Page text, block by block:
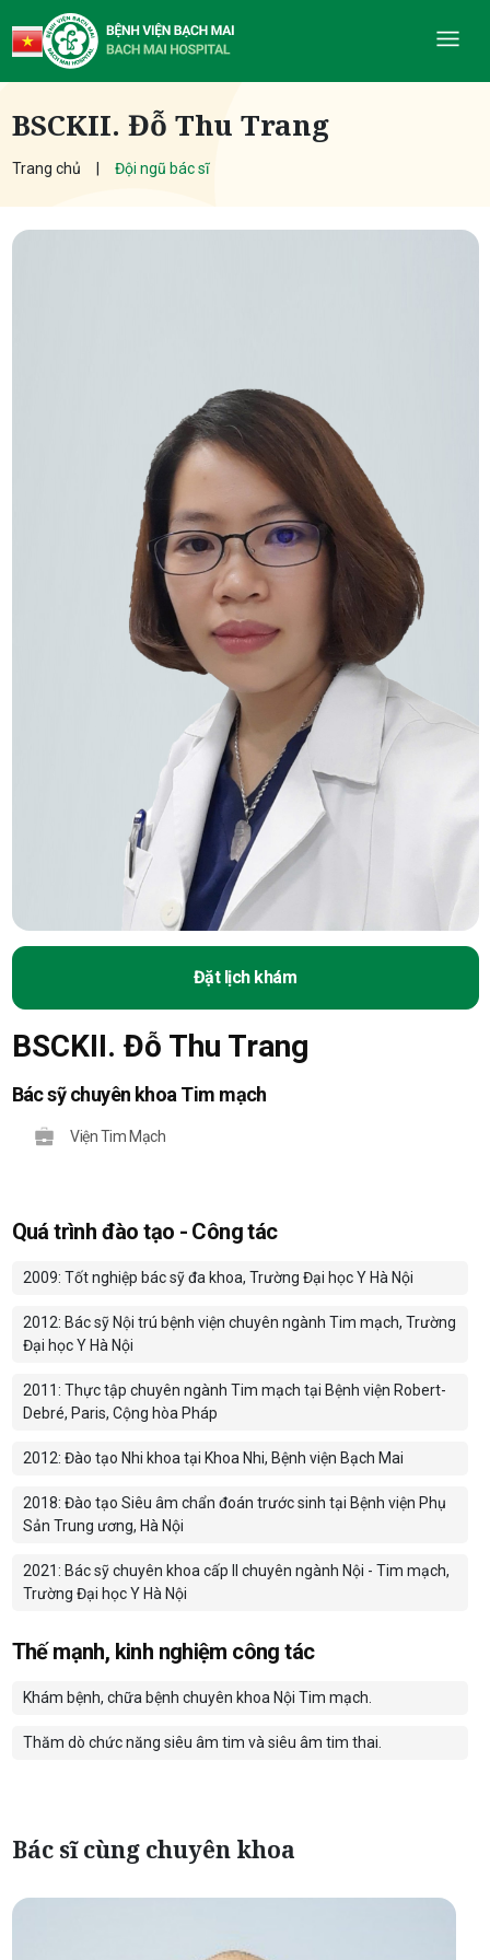
BSCKII. Đỗ Thu Trang
Trang chủ Đội ngũ bác sĩ
Đặt lịch khám
BSCKII. Đỗ Thu Trang
Bác sỹ chuyên khoa Tim mạch
Viện Tim Mạch
Quá trình đào tạo - Công tác
2009: Tốt nghiệp bác sỹ đa khoa, Trường Đại học Y Hà Nội
2012: Bác sỹ Nội trú bệnh viện chuyên ngành Tim mạch, Trường
Đại học Y Hà Nội
2011: Thực tập chuyên ngành Tim mạch tại Bệnh viện Robert-
Debré, Paris, Cộng hòa Pháp
2012: Đào tạo Nhi khoa tại Khoa Nhi, Bệnh viện Bạch Mai
2018: Đào tạo Siêu âm chẩn đoán trước sinh tại Bệnh viện Phụ
Sản Trung ương, Hà Nội
2021: Bác sỹ chuyên khoa cấp II chuyên ngành Nội - Tim mạch,
Trường Đại học Y Hà Nội
Thế mạnh, kinh nghiệm công tác
Khám bệnh, chữa bệnh chuyên khoa Nội Tim mạch.
Thăm dò chức năng siêu âm tim và siêu âm tim thai.
Bác sĩ cùng chuyên khoa